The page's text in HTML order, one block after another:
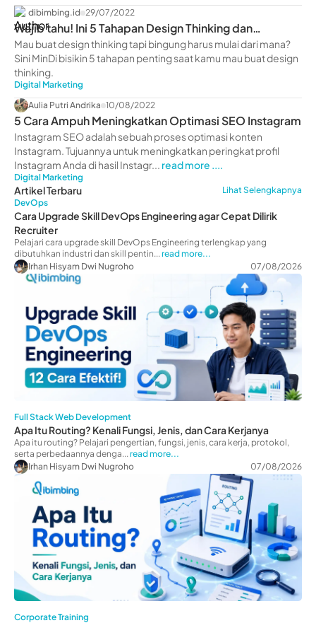
dibimbing.id 29/07/2022
Wajib tahu! Ini 5 Tahapan Design Thinking dan
Penerapannya
Mau buat design thinking tapi bingung harus mulai dari mana?
Sini MinDi bisikin 5 tahapan penting saat kamu mau buat design
thinking.
Digital Marketing
Aulia Putri Andrika 10/08/2022
5 Cara Ampuh Meningkatkan Optimasi SEO Instagram
Instagram SEO adalah sebuah proses optimasi konten
Instagram. Tujuannya untuk meningkatkan peringkat profil
Instagram Anda di hasil Instagr... read more ....
Digital Marketing
Artikel Terbaru
Lihat Selengkapnya
DevOps
Cara Upgrade Skill DevOps Engineering agar Cepat Dilirik
Recruiter
Pelajari cara upgrade skill DevOps Engineering terlengkap yang
dibutuhkan industri dan skill pentin...read more...
Irhan Hisyam Dwi Nugroho
07/08/2026
Full Stack Web Development
Apa Itu Routing? Kenali Fungsi, Jenis, dan Cara Kerjanya
Apa itu routing? Pelajari pengertian, fungsi, jenis, cara kerja, protokol,
serta perbedaannya denga...read more...
Irhan Hisyam Dwi Nugroho
07/08/2026
Corporate Training